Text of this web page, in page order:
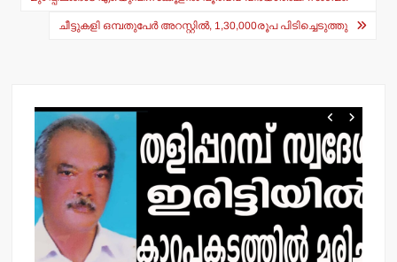
p
p
o
o
navigation
ചീട്ടുകളി ഒമ്പതുപേര്‍ അറസ്റ്റില്‍, 1,30,000രൂപ പിടിച്ചെടുത്തു